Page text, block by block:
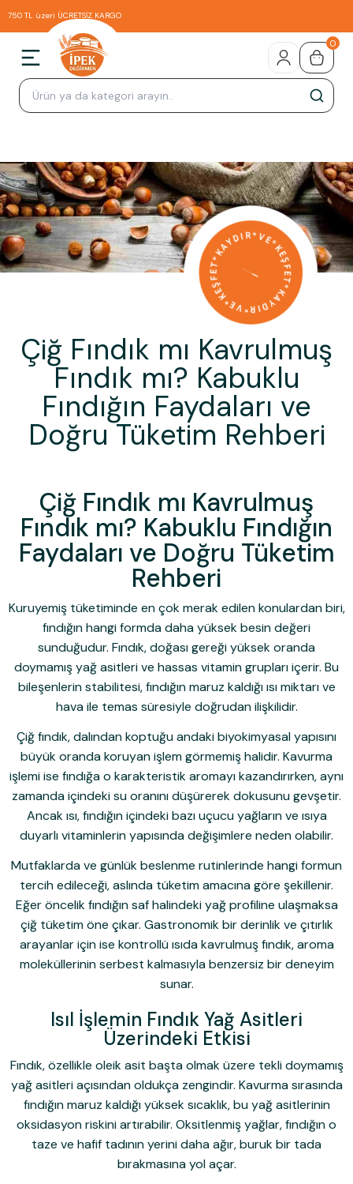
750 TL üzeri ÜCRETSİZ KARGO
0
Çiğ Fındık mı Kavrulmuş
Fındık mı? Kabuklu
Fındığın Faydaları ve
Doğru Tüketim Rehberi
Çiğ Fındık mı Kavrulmuş
Fındık mı? Kabuklu Fındığın
Faydaları ve Doğru Tüketim
Rehberi
Kuruyemiş tüketiminde en çok merak edilen konulardan biri,
fındığın hangi formda daha yüksek besin değeri
sunduğudur. Fındık, doğası gereği yüksek oranda
doymamış yağ asitleri ve hassas vitamin grupları içerir. Bu
bileşenlerin stabilitesi, fındığın maruz kaldığı ısı miktarı ve
hava ile temas süresiyle doğrudan ilişkilidir.
Çiğ fındık, dalından koptuğu andaki biyokimyasal yapısını
büyük oranda koruyan işlem görmemiş halidir. Kavurma
işlemi ise fındığa o karakteristik aromayı kazandırırken, aynı
zamanda içindeki su oranını düşürerek dokusunu gevşetir.
Ancak ısı, fındığın içindeki bazı uçucu yağların ve ısıya
duyarlı vitaminlerin yapısında değişimlere neden olabilir.
Mutfaklarda ve günlük beslenme rutinlerinde hangi formun
tercih edileceği, aslında tüketim amacına göre şekillenir.
Eğer öncelik fındığın saf halindeki yağ profiline ulaşmaksa
çiğ tüketim öne çıkar. Gastronomik bir derinlik ve çıtırlık
arayanlar için ise kontrollü ısıda kavrulmuş fındık, aroma
moleküllerinin serbest kalmasıyla benzersiz bir deneyim
sunar.
Isıl İşlemin Fındık Yağ Asitleri
Üzerindeki Etkisi
Fındık, özellikle oleik asit başta olmak üzere tekli doymamış
yağ asitleri açısından oldukça zengindir. Kavurma sırasında
fındığın maruz kaldığı yüksek sıcaklık, bu yağ asitlerinin
oksidasyon riskini artırabilir. Oksitlenmiş yağlar, fındığın o
taze ve hafif tadının yerini daha ağır, buruk bir tada
bırakmasına yol açar.